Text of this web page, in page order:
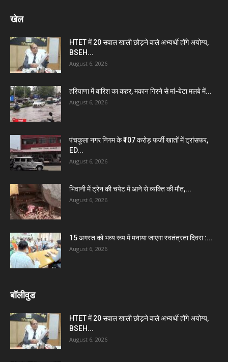
खेल
HTET में 20 सवाल खाली छोड़ने वाले अभ्यर्थी होंगे अयोग्य,
BSEH...
August 6, 2026
हरियाणा में बारिश का कहर, मकान गिरने से मां-बेटा मलबे में...
August 6, 2026
पंचकूला नगर निगम के ₹107 करोड़ फर्जी खातों में ट्रांसफर,
ED...
August 6, 2026
भिवानी में ट्रेन की चपेट में आने से व्यक्ति की मौत,...
August 6, 2026
15 अगस्त को भव्य रूप में मनाया जाएगा स्वतंत्रता दिवस :...
August 6, 2026
बॉलीवुड
HTET में 20 सवाल खाली छोड़ने वाले अभ्यर्थी होंगे अयोग्य,
BSEH...
August 6, 2026